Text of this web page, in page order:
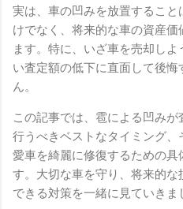
実は、車の凹みを放置するこ
けでなく、将来的な車の資産価
ます。特に、いざ車を売却し
い査定額の低下に直面して後
ん。
この記事では、雹による凹み
行うべきベストなタイミング
愛車を綺麗に修復するための具
す。大切な車を守り、将来的
できる対策を一緒に見ていきま